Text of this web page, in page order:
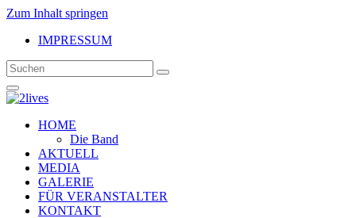
Zum Inhalt springen
IMPRESSUM
HOME
Die Band
AKTUELL
MEDIA
GALERIE
FÜR VERANSTALTER
KONTAKT